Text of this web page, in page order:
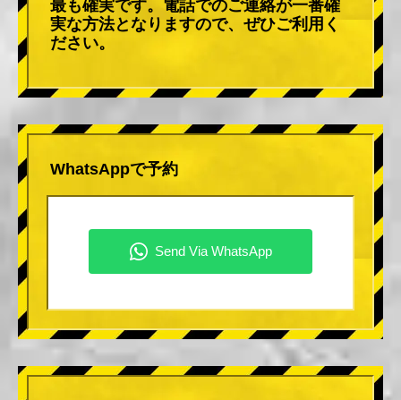
最も確実です。電話でのご連絡が一番確
実な方法となりますので、ぜひご利用く
ださい。
WhatsAppで予約